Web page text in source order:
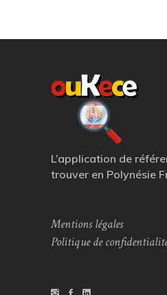
L’application de
trouver en Polynésie
Mentions légales
Politique de